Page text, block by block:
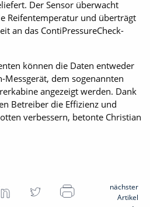
Der Sensor überwacht
Reifentemperatur und überträgt
an das ContiPressureCheck-
können die Daten entweder
Messgerät, dem sogenannten
angezeigt werden. Dank
Betreiber die Effizienz und
verbessern, betonte Christian
nächster
Artikel